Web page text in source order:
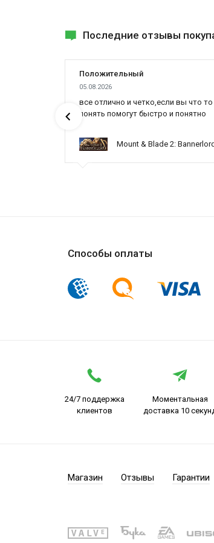
Последние отзывы
Положительный
05.08.2026
все отлично и четко,если вы что
понять помогут быстро и понятно
Mount & Blade 2: Bannerlord
Способы оплаты
24/7 поддержка
клиентов
Моментальная
доставка 10
Магазин Отзывы Гарантии